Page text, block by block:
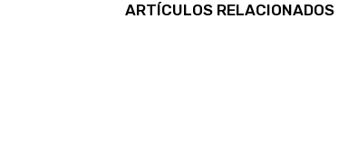
ARTÍCULOS RELACIONADOS